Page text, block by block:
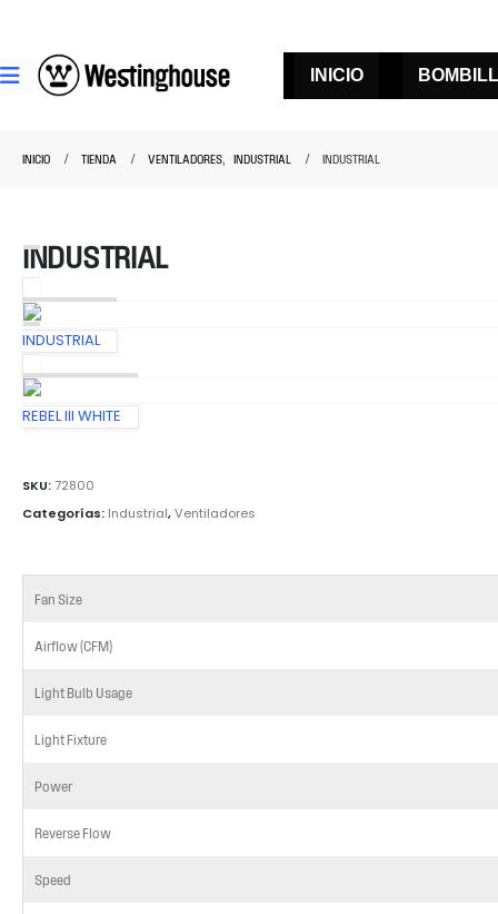
INICIO
INICIO TIENDA VENTILADORES, INDUSTRIAL INDUSTRIAL
INDUSTRIAL
INDUSTRIAL
REBEL III WHITE
SKU:72800
Categorías: Industrial,Ventiladores
Fan Size
Airflow (CFM)
Light Bulb Usage
Light Fixture
Power
Reverse Flow
Speed